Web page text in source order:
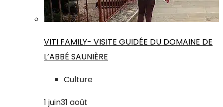
VITI FAMILY- VISITE GUIDÉE DU DOMAINE DE
L’ABBÉ SAUNIÈRE
Culture
1 juin31 août